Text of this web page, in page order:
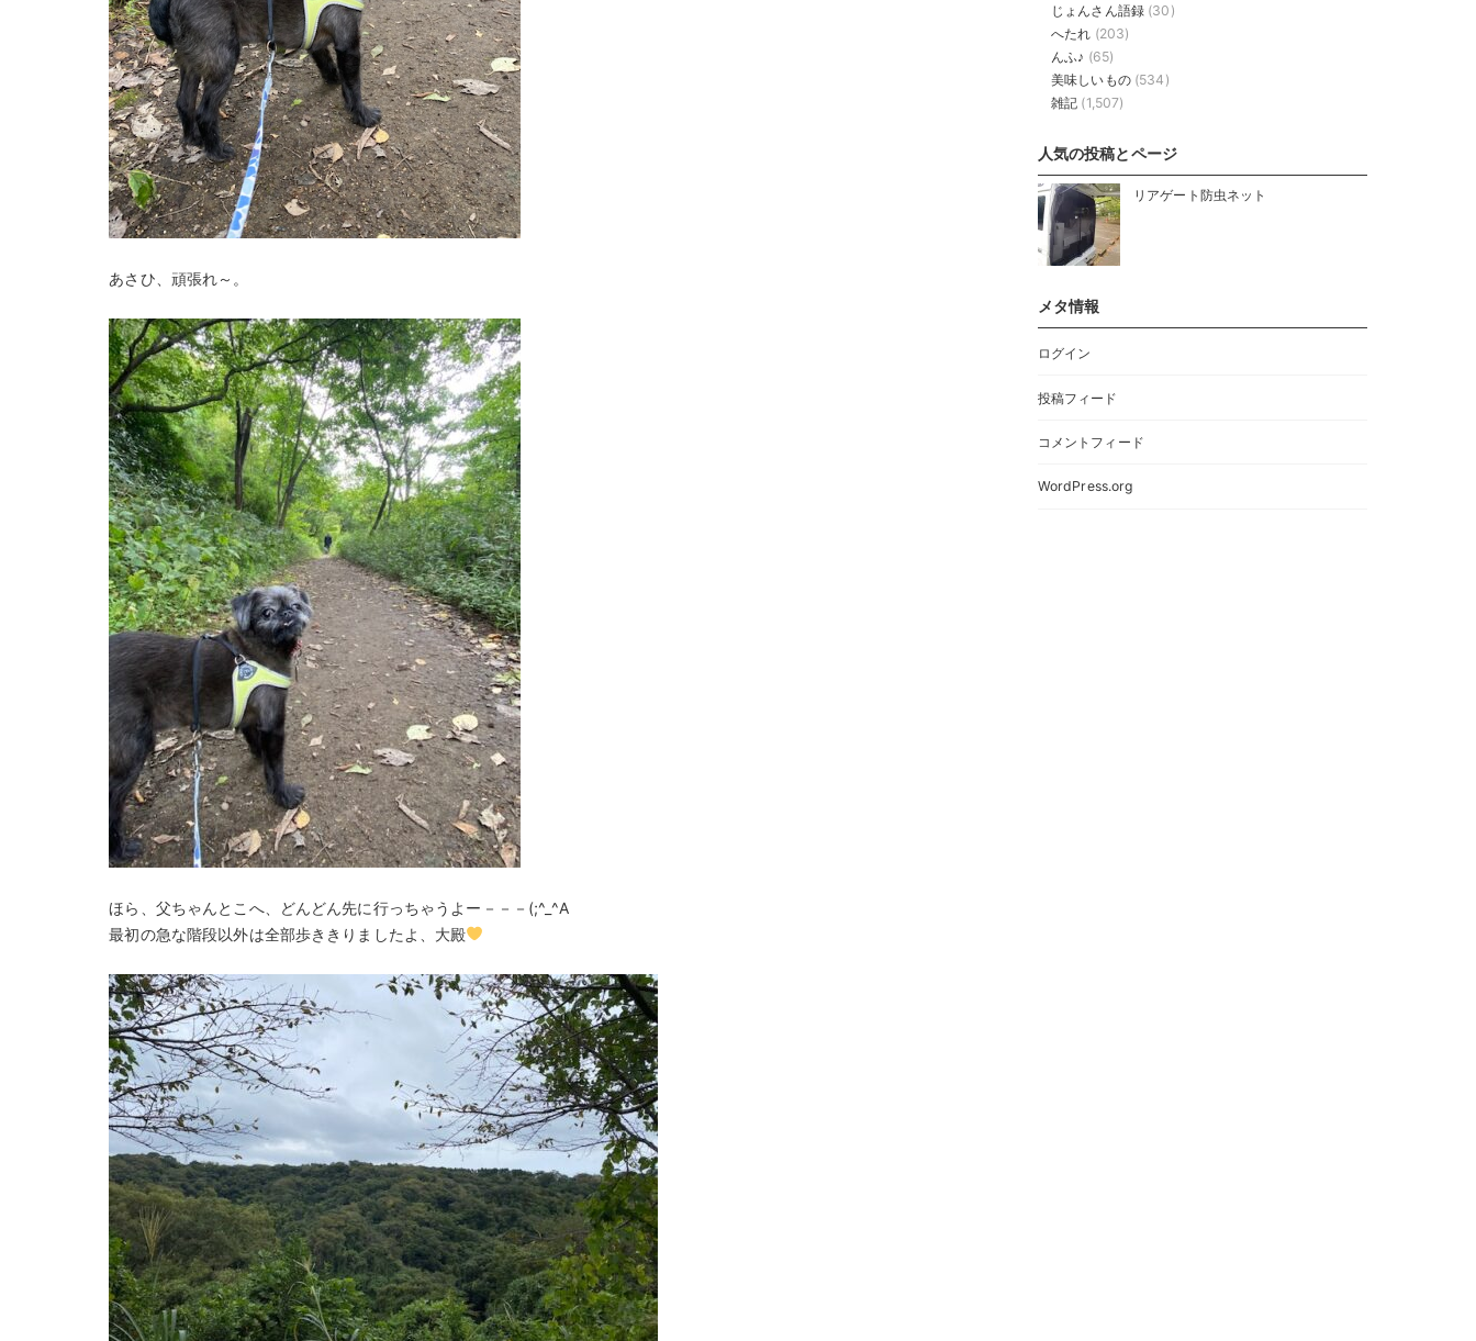
あさひ、頑張れ～。
ほら、父ちゃんとこへ、どんどん先に行っちゃうよー－－－(;^_^A
最初の急な階段以外は全部歩ききりましたよ、大殿
じょんさん語録(30)
へたれ (203)
んふ♪ (65)
美味しいもの(534)
雑記 (1,507)
人気の投稿とページ
リアゲート防虫ネット
メタ情報
ログイン
投稿フィード
コメントフィード
WordPress.org